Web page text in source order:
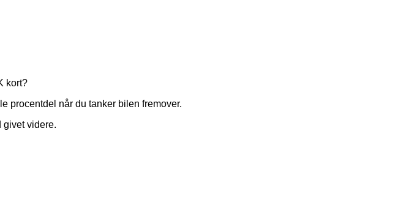
kort?
procentdel når du tanker bilen fremover.
givet videre.